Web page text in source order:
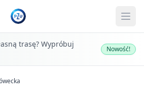
trasę? Wypróbuj
Nowość!